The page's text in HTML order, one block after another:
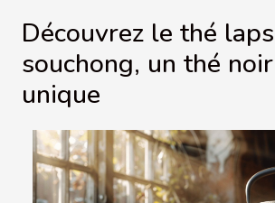
Découvrez le thé
souchong, un thé
unique